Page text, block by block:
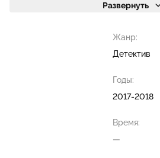
Развернуть
Жанр:
Детектив
Годы:
2017-2018
Время:
—